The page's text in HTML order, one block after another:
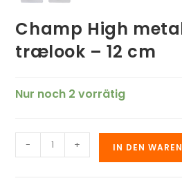
Champ High
trælook – 12 cm
Nur noch 2 vorrätig
- + IN DEN